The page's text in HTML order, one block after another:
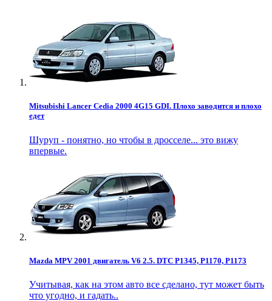
Mitsubishi Lancer Cedia 2000 4G15 GDI. Плохо заводится и плохо
едет
Шуруп - понятно, но чтобы в дросселе... это вижу
впервые.
Mazda MPV 2001 двигатель V6 2.5. DTC P1345, P1170, P1173
Учитывая, как на этом авто все сделано, тут может быть
что угодно, и гадать..